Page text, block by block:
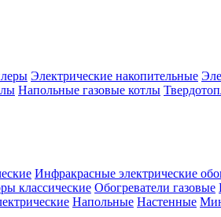
Электрические накопительные
Напольные газовые котлы
Инфракрасные электрические
классические Обогреватели газовые
Напольные Настенные